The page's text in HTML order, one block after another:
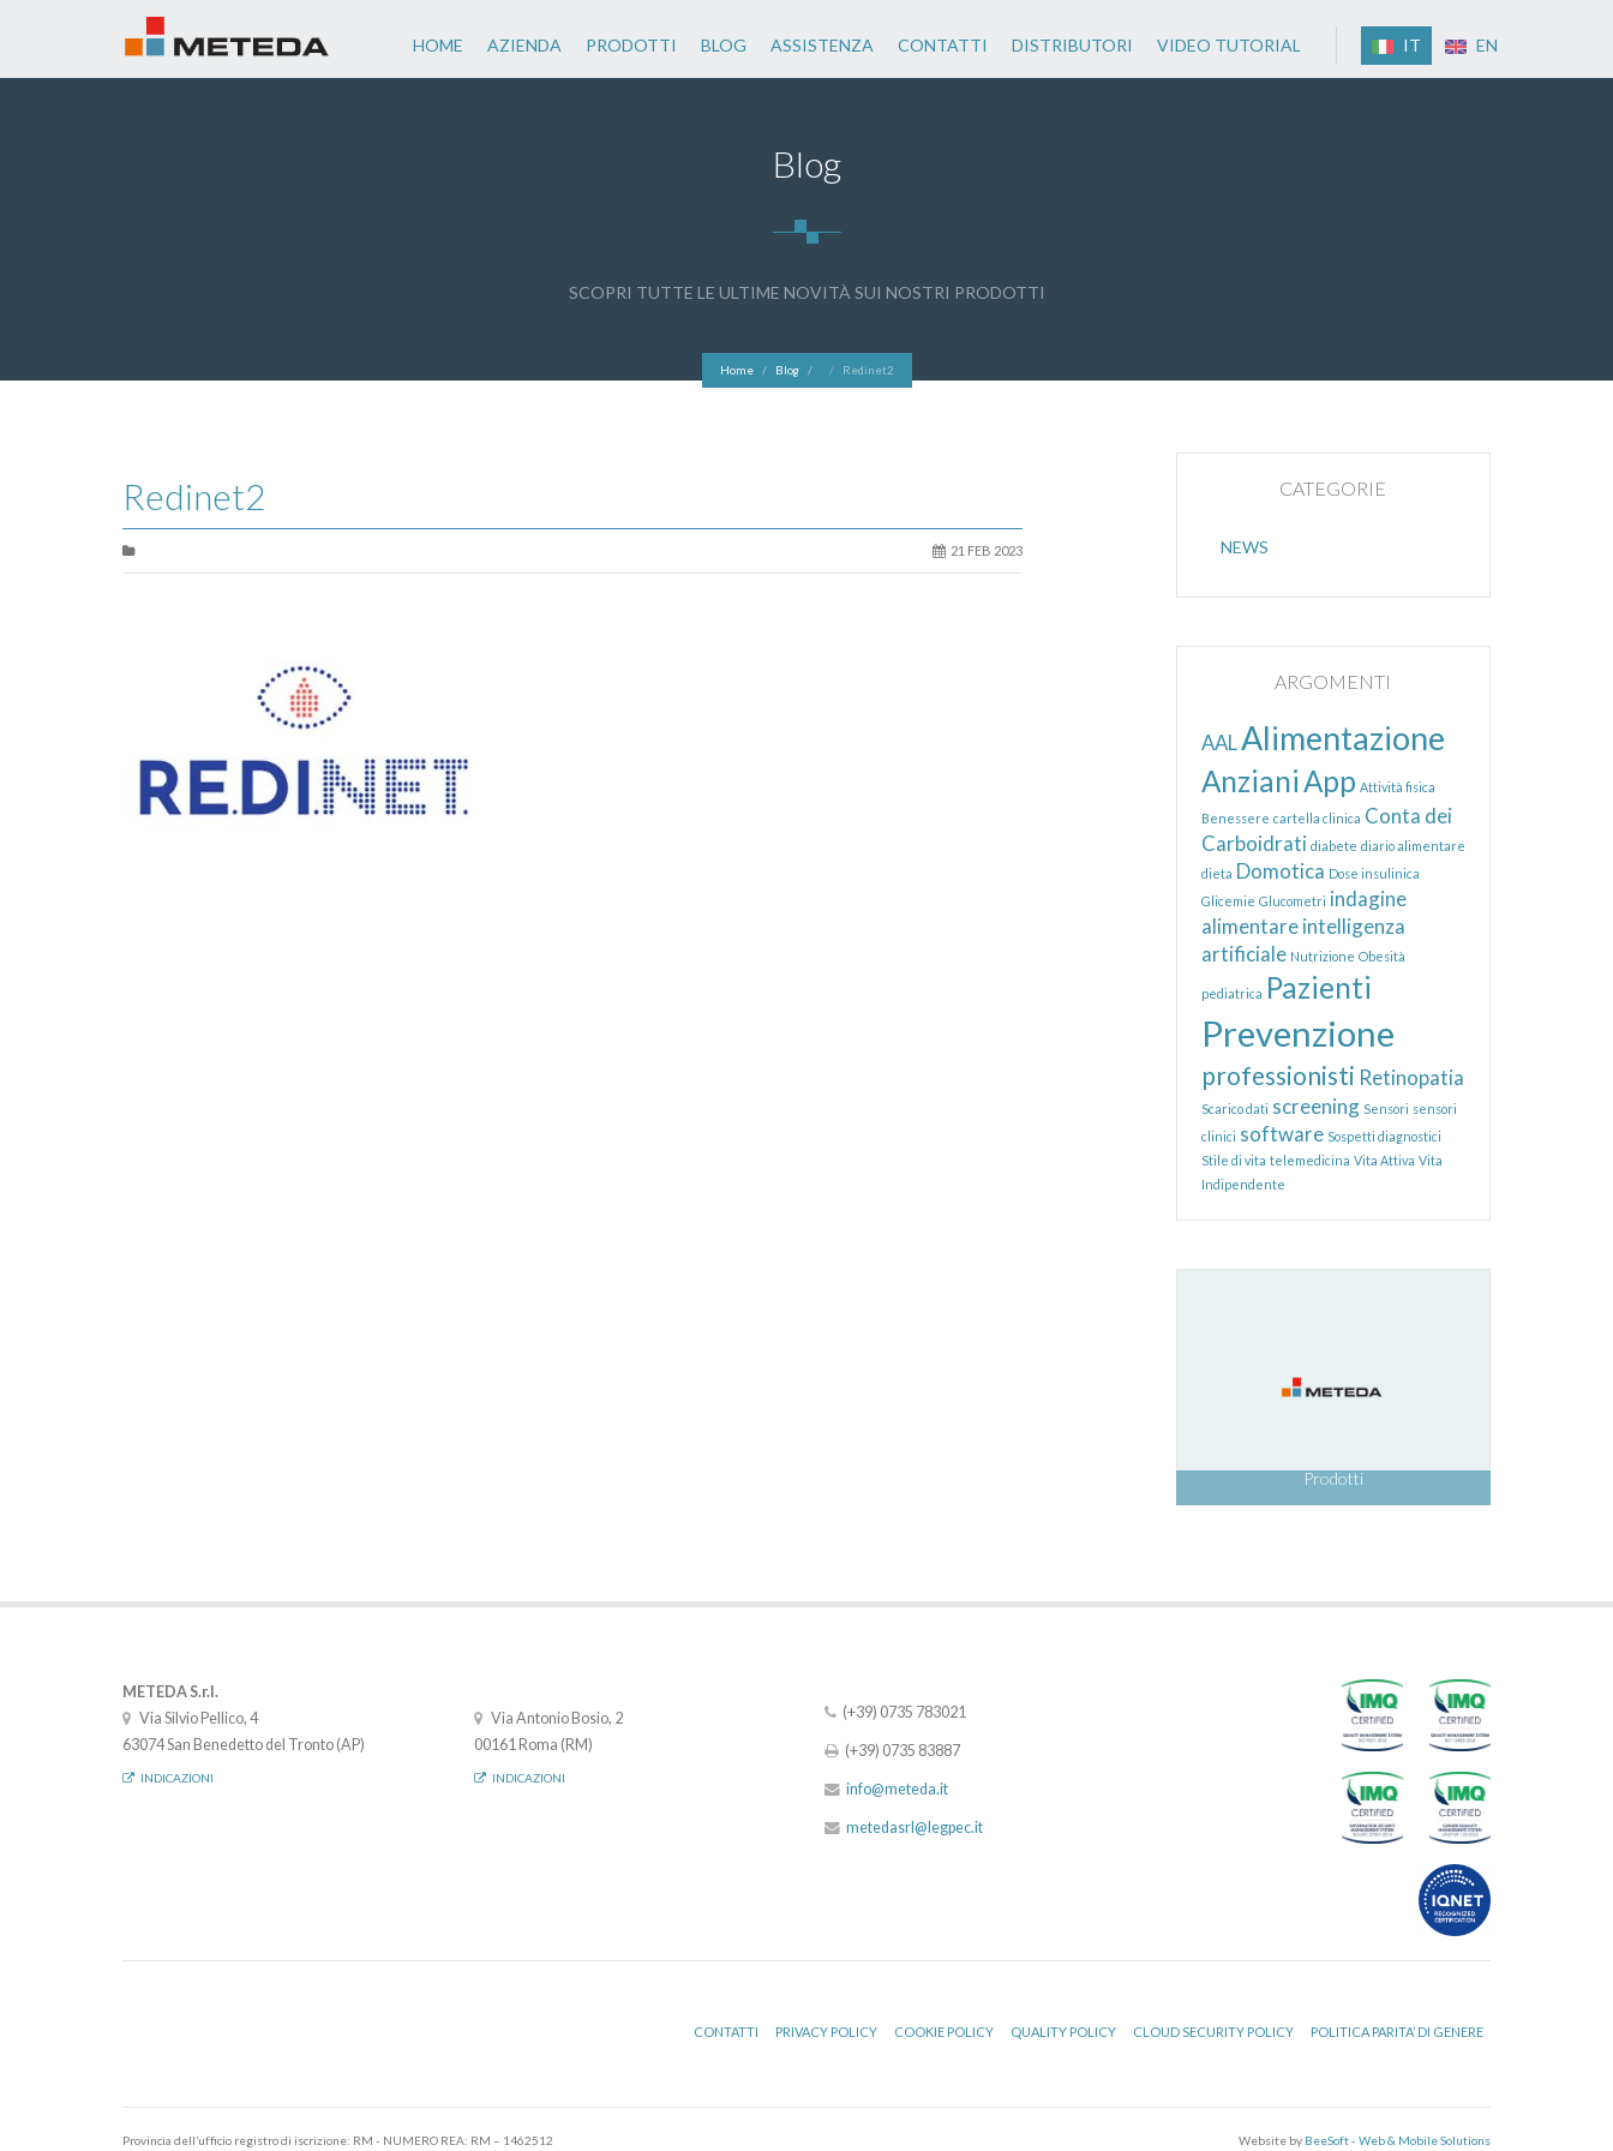
IT EN
HOME AZIENDA PRODOTTI BLOG ASSISTENZA CONTATTI DISTRIBUTORI VIDEO TUTORIAL
Blog
SCOPRI TUTTE LE ULTIME NOVITÀ SUI NOSTRI PRODOTTI
Home Blog Redinet2
Redinet2
21 FEB 2023
CATEGORIE
NEWS
ARGOMENTI
AALAlimentazione
AnzianiApp Attività fisica
Benessere cartella clinica Conta dei
Carboidrati diabete diario alimentare
dieta Domotica Dose insulinica
Glicemie Glucometri indagine
alimentare intelligenza
artificiale Nutrizione Obesità
pediatrica Pazienti
Prevenzione
professionisti Retinopatia
Scarico dati screening Sensori sensori
clinici software Sospetti diagnostici
Stile di vita telemedicina Vita Attiva Vita
Indipendente
Prodotti
METEDA S.r.l.
Via Silvio Pellico, 4
63074 San Benedetto del Tronto (AP)
INDICAZIONI
Via Antonio Bosio, 2
00161 Roma (RM)
INDICAZIONI
(+39) 0735 783021
(+39) 0735 83887
info@meteda.it
metedasrl@legpec.it
CONTATTI PRIVACY POLICY COOKIE POLICY QUALITY POLICY CLOUD SECURITY POLICY POLITICA PARITA’ DI GENERE
Provincia dell’ufficio registro di iscrizione: RM - NUMERO REA: RM – 1462512
Website by BeeSoft - Web & Mobile Solutions